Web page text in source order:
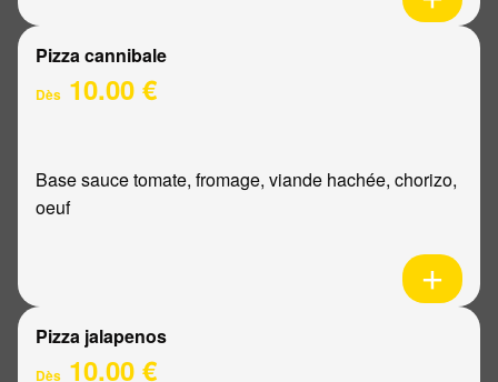
Pizza cannibale
Dès 10.00 €
Base sauce tomate, fromage, viande hachée, chorizo,
oeuf
Pizza jalapenos
Dès 10.00 €